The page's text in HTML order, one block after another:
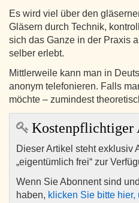
Es wird viel über den
Gläsern durch Technik,
sich das Ganze in der Praxis
selber erlebt.
Mittlerweile kann man in
anonym telefonieren. Falls
möchte – zumindest
Kostenpflichtiger
Dieser Artikel steht exklusiv
„eigentümlich frei“ zur
Wenn Sie Abonnent sind
haben, klicken Sie bitte